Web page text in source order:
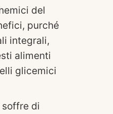
del
purché
integrali,
alimenti
glicemici
soffre di